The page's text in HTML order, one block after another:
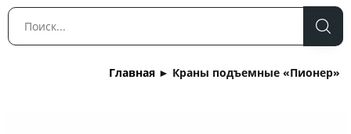
Главная ► Краны подъемные «Пионер»